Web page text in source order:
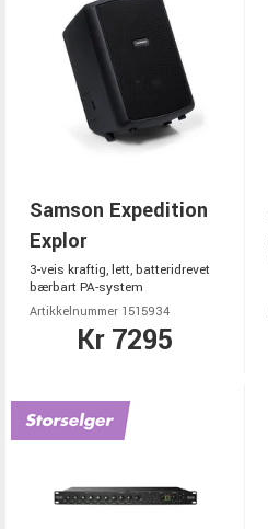
Samson Expedition
Explor
3-veis kraftig, lett, batteridrevet
bærbart PA-system
Artikkelnummer 1515934
Kr 7295